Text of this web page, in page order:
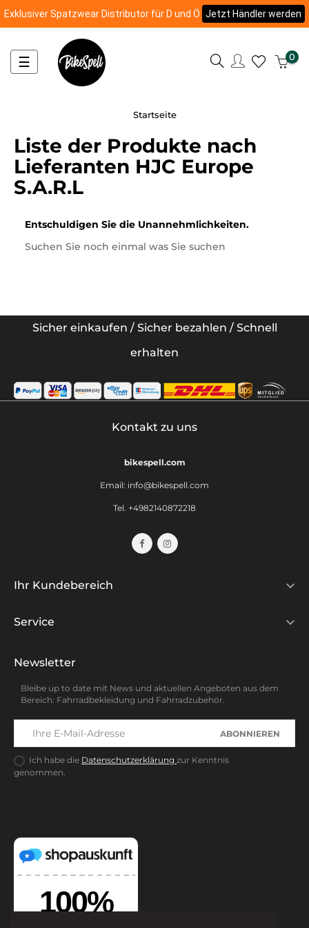
Exklusiver Spatzwear Distributor für D und Ö Jetzt Händler werden
Umschalten
der
Navigation
☰ 0
Startseite
Liste der Produkte nach
Lieferanten HJC Europe
S.A.R.L
Entschuldigen Sie die Unannehmlichkeiten.
Suchen Sie noch einmal was Sie suchen
Sicher einkaufen / Sicher bezahlen / Schnell
erhalten
Kontakt zu uns
bikespell.com
Email: info@bikespell.com
Tel. +4982140872218
Ihr Kundebereich 
Service 
Newsletter
Bleibe up to date mit News und aktuellen Angeboten aus dem
Bereich: Fahrradbekleidung und Fahrradzubehör.
ABONNIEREN
Ich habe die Datenschutzerklärung zur Kenntnis
genommen.